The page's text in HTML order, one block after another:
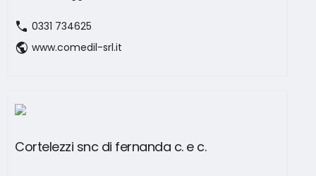
call 0331 734625
public www.comedil-srl.it
Cortelezzi snc di fernanda c. e c.